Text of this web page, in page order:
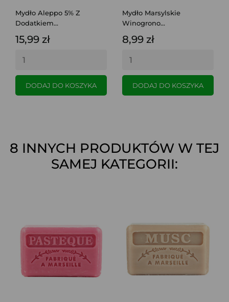
Mydło Aleppo 5% Z
Dodatkiem...
15,99 zł
DODAJ DO KOSZYKA
Mydło Marsylskie
Winogrono...
8,99 zł
DODAJ DO KOSZYKA
8 INNYCH PRODUKTÓW W TEJ
SAMEJ KATEGORII: